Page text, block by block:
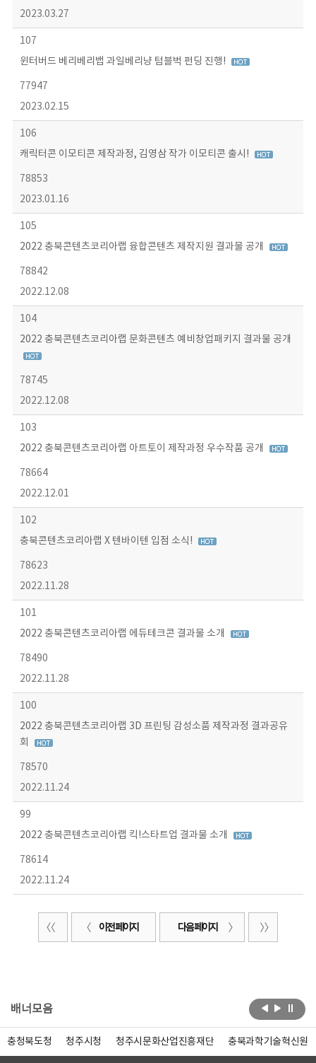
2023.03.27
107
윈터버드 베리베리뱁 과일베리냥 텀블벅 펀딩 진행!
77947
2023.02.15
106
캐릭터콘 이모티콘 제작과정, 김영삼 작가 이모티콘 출시!
78853
2023.01.16
105
2022 충북콘텐츠코리아랩 융합콘텐츠 제작지원 결과물 공개
78842
2022.12.08
104
2022 충북콘텐츠코리아랩 문화콘텐츠 예비창업패키지 결과물 공개
78745
2022.12.08
103
2022 충북콘텐츠코리아랩 아트토이 제작과정 우수작품 공개
78664
2022.12.01
102
충북콘텐츠코리아랩 X 텐바이텐 입점 소식!
78623
2022.11.28
101
2022 충북콘텐츠코리아랩 에듀테크콘 결과물 소개
78490
2022.11.28
100
2022 충북콘텐츠코리아랩 3D 프린팅 감성소품 제작과정 결과공유
회
78570
2022.11.24
99
2022 충북콘텐츠코리아랩 킥!스타트업 결과물 소개
78614
2022.11.24
이전 페이지 다음 페이지
배너모음
충청북도청 청주시청 청주시문화산업진흥재단 충북과학기술혁신원